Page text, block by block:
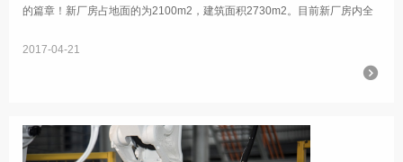
的篇章！新厂房占地面的为2100m2，建筑面积2730m2。目前新厂房内全
2017-04-21